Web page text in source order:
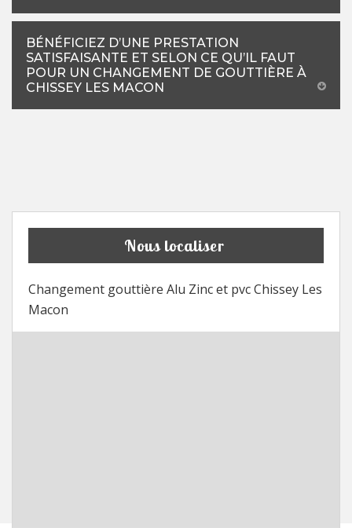
BÉNÉFICIEZ D’UNE PRESTATION
SATISFAISANTE ET SELON CE QU’IL FAUT
POUR UN CHANGEMENT DE GOUTTIÈRE À
CHISSEY LES MACON
Nous localiser
Changement gouttière Alu Zinc et pvc Chissey Les
Macon